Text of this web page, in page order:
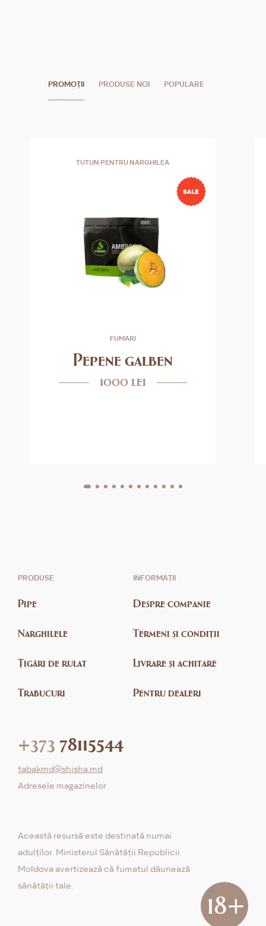
PROMOȚII PRODUSE NOI POPULARE
TUTUN PENTRU NARGHILEA
FUMARI
Pepene galben
1000 lei
PRODUSE
Pipe
Narghilele
Țigări de rulat
Trabucuri
INFORMAȚII
Despre companie
Termeni și condiții
Livrare și achitare
Pentru dealeri
+373 78115544
tabakmd@shisha.md
Adresele magazinelor
Această resursă este destinată numai
adulților. Ministerul Sănătății Republicii
Moldova avertizează că fumatul dăunează
sănătății tale.